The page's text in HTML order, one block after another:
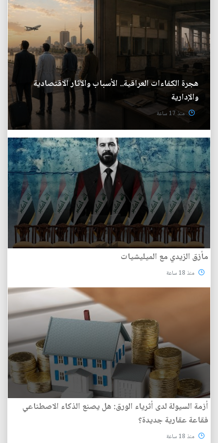
هجرة الكفاءات العراقية.. الأسباب والآثار الاقتصادية
والإدارية
منذ 17 ساعة
مأزق الزيدي مع الميليشيات
منذ 18 ساعة
أزمة السيولة لدى أثرياء الورق: هل يصنع الذكاء الاصطناعي
فقاعة عقارية جديدة؟
منذ 18 ساعة